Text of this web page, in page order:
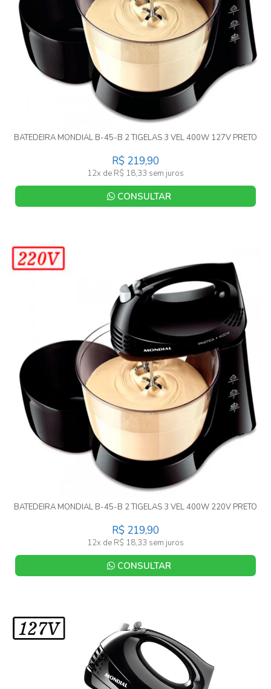
BATEDEIRA MONDIAL B-45-B 2 TIGELAS 3 VEL 400W 127V PRETO
R$ 219,90
12x de R$ 18,33 sem juros
CONSULTAR
BATEDEIRA MONDIAL B-45-B 2 TIGELAS 3 VEL 400W 220V PRETO
R$ 219,90
12x de R$ 18,33 sem juros
CONSULTAR